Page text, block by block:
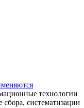
технологии
систематизации